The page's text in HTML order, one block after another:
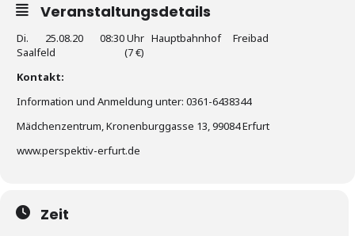
Veranstaltungsdetails
Di. 25.08.20 08:30 Uhr Hauptbahnhof Freibad
Saalfeld (7 €)
Kontakt:
Information und Anmeldung unter: 0361-6438344
Mädchenzentrum, Kronenburggasse 13, 99084 Erfurt
www.perspektiv-erfurt.de
Zeit